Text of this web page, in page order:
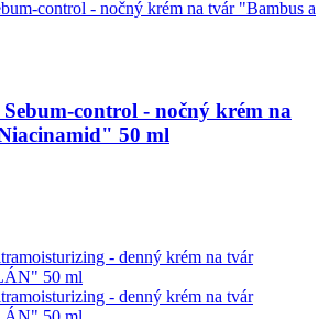
control - nočný krém na
50 ml